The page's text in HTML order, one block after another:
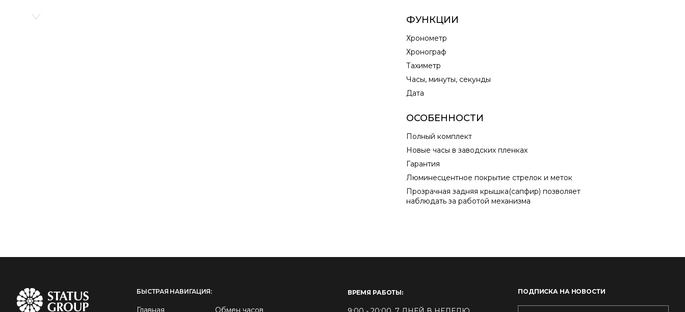
ФУНКЦИИ
Хронометр
Хронограф
Тахиметр
Часы, минуты, секунды
Дата
ОСОБЕННОСТИ
Полный комплект
Новые часы в заводских пленках
Гарантия
Люминесцентное покрытие стрелок и меток
Прозрачная задняя крышка(сапфир) позволяет
наблюдать за работой механизма
БЫСТРАЯ НАВИГАЦИЯ:
Главная Обмен часов
ВРЕМЯ РАБОТЫ: ПОДПИСКА НА НОВОСТИ